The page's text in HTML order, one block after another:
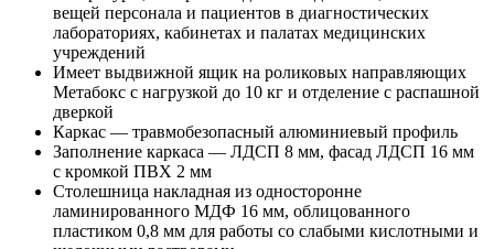
вещей персонала и пациентов в диагностических
лабораториях, кабинетах и палатах медицинских
учреждений
Имеет выдвижной ящик на роликовых направляющих
Метабокс с нагрузкой до 10 кг и отделение с распашной
дверкой
Каркас — травмобезопасный алюминиевый профиль
Заполнение каркаса — ЛДСП 8 мм, фасад ЛДСП 16 мм
с кромкой ПВХ 2 мм
Столешница накладная из односторонне
ламинированного МДФ 16 мм, облицованного
пластиком 0,8 мм для работы со слабыми кислотными и